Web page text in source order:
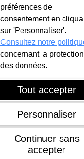
préférences de
consentement en
sur 'Personnaliser'.
Consultez notre
concernant la protection
des données.
Tout accepter
Personnaliser
Continuer sans
accepter